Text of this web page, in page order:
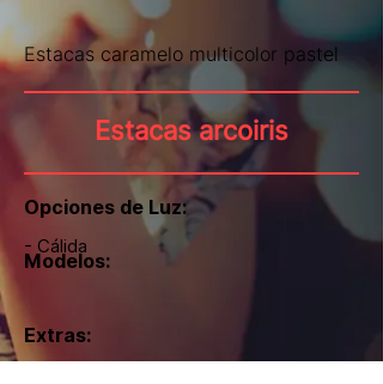
Estacas caramelo multicolor pastel
Estacas arcoiris
Opciones de Luz:
- Cálida
Modelos:
Extras: